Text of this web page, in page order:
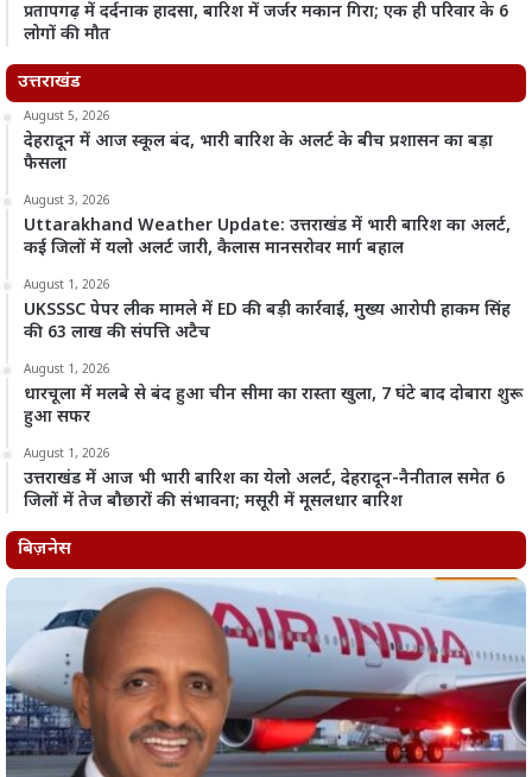
प्रतापगढ़ में दर्दनाक हादसा, बारिश में जर्जर मकान गिरा; एक ही परिवार के 6
लोगों की मौत
उत्तराखंड
August 5, 2026
देहरादून में आज स्कूल बंद, भारी बारिश के अलर्ट के बीच प्रशासन का बड़ा
फैसला
August 3, 2026
Uttarakhand Weather Update: उत्तराखंड में भारी बारिश का अलर्ट,
कई जिलों में यलो अलर्ट जारी, कैलास मानसरोवर मार्ग बहाल
August 1, 2026
UKSSSC पेपर लीक मामले में ED की बड़ी कार्रवाई, मुख्य आरोपी हाकम सिंह
की 63 लाख की संपत्ति अटैच
August 1, 2026
धारचूला में मलबे से बंद हुआ चीन सीमा का रास्ता खुला, 7 घंटे बाद दोबारा शुरू
हुआ सफर
August 1, 2026
उत्तराखंड में आज भी भारी बारिश का येलो अलर्ट, देहरादून-नैनीताल समेत 6
जिलों में तेज बौछारों की संभावना; मसूरी में मूसलधार बारिश
बिज़नेस